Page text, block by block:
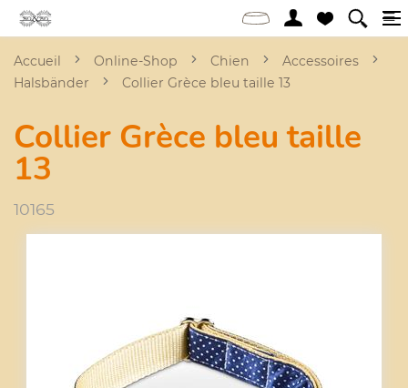
Accueil Online-Shop Chien
Accessoires
Halsbänder
Collier Grèce bleu taille 13
Collier Grèce bleu taille
13
10165